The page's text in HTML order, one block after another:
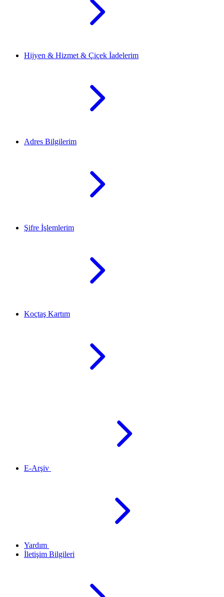
Hijyen & Hizmet & Çiçek İadelerim
Adres Bilgilerim
Şifre İşlemlerim
Koçtaş Kartım
E-Arşiv
Yardım
İletişim Bilgileri